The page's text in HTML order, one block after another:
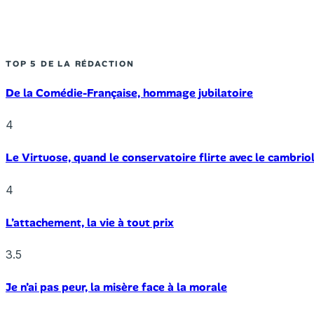
TOP 5 DE LA RÉDACTION
De la Comédie-Française, hommage jubilatoire
4
Le Virtuose, quand le conservatoire flirte avec le
4
L’attachement, la vie à tout prix
3.5
Je n’ai pas peur, la misère face à la morale